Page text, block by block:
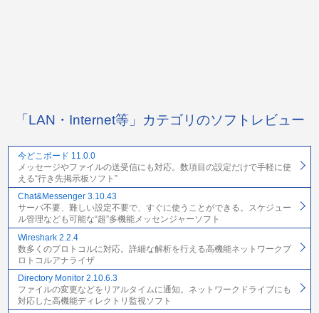
「LAN・Internet等」カテゴリのソフトレビュー
今どこボード 11.0.0
メッセージやファイルの送受信にも対応。数項目の設定だけで手軽に使
える“行き先掲示板ソフト”
Chat&Messenger 3.10.43
サーバ不要、難しい設定不要で、すぐに使うことができる。スケジュー
ル管理なども可能な“超”多機能メッセンジャーソフト
Wireshark 2.2.4
数多くのプロトコルに対応。詳細な解析を行える高機能ネットワークプ
ロトコルアナライザ
Directory Monitor 2.10.6.3
ファイルの変更などをリアルタイムに通知。ネットワークドライブにも
対応した高機能ディレクトリ監視ソフト